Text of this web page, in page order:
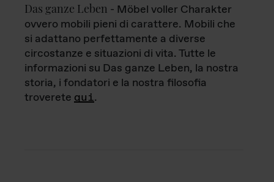
Das ganze Leben - Möbel voller Charakter
ovvero mobili pieni di carattere. Mobili che
si adattano perfettamente a diverse
circostanze e situazioni di vita. Tutte le
informazioni su Das ganze Leben, la nostra
storia, i fondatori e la nostra filosofia
troverete qui.